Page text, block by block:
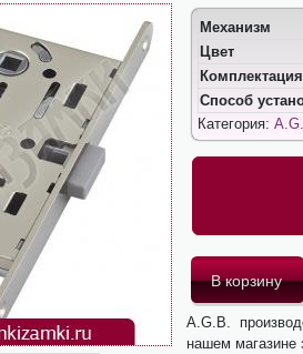
Механизм
Цвет
Комплектация
Способ
Категория:
A.G.B.
нашем магазине